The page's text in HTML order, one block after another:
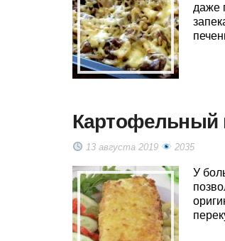
даже
Картофельный
13 августа 2019 2035
У